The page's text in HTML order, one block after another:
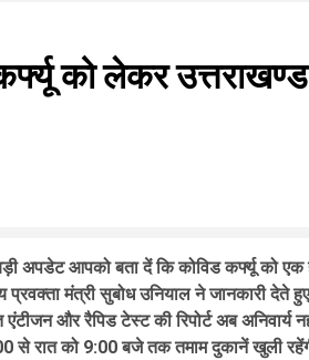
को लेकर
अपडेट आपको बता दें कि कोविड कर्फ्यू को
प्रवक्ता मंत्री सुबोध उनियाल ने जानकारी देते
और रैपिड टेस्ट की रिपोर्ट अब अनिवार्य
को 9:00 बजे तक तमाम दुकानें खुली रहेंगी